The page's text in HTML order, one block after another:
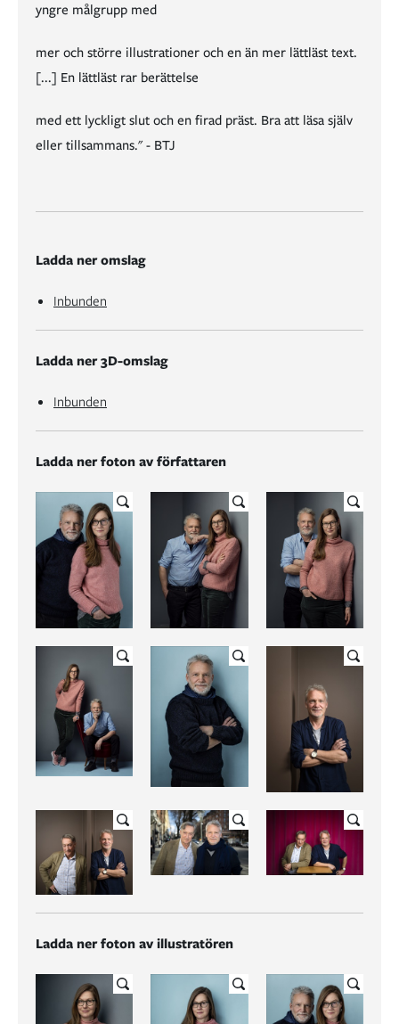
yngre målgrupp med
mer och större illustrationer och en än mer lättläst text.
[...] En lättläst rar berättelse
med ett lyckligt slut och en firad präst. Bra att läsa själv
eller tillsammans." - BTJ
Ladda ner omslag
Inbunden
Ladda ner 3D-omslag
Inbunden
Ladda ner foton av författaren
Ladda ner foton av illustratören